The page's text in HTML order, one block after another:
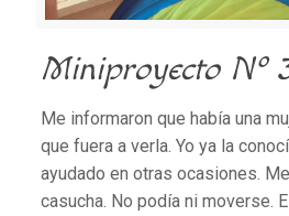
Miniproyecto Nº
Me informaron que había una
que fuera a verla. Yo ya la
ayudado en otras ocasiones.
casucha. No podía ni moverse.